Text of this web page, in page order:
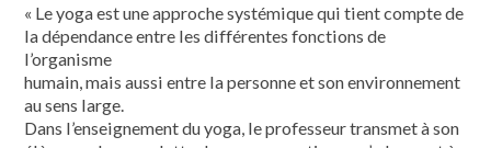
« Le yoga est une approche systémique qui tient compte de
la dépendance entre les différentes fonctions de
l’organisme
humain, mais aussi entre la personne et son environnement
au sens large.
Dans l’enseignement du yoga, le pro­fesseur transmet à son